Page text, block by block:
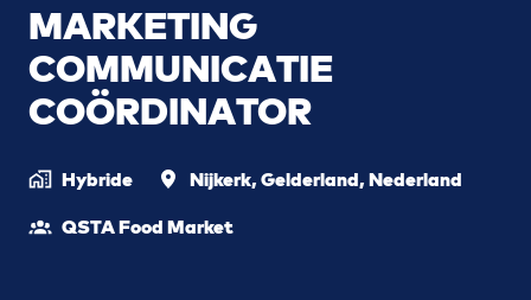
MARKETING
COMMUNICATIE
COÖRDINATOR
Hybride Nijkerk, Gelderland, Nederland
QSTA Food Market